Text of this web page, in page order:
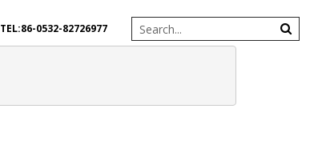
TEL:86-0532-82726977